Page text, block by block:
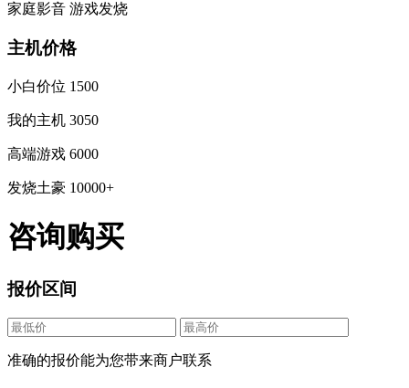
家庭影音 游戏发烧
主机价格
小白价位 1500
我的主机 3050
高端游戏 6000
发烧土豪 10000+
咨询购买
报价区间
准确的报价能为您带来商户联系